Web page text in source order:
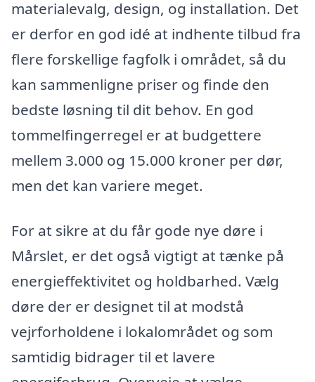
materialevalg, design, og installation. Det
er derfor en god idé at indhente tilbud fra
flere forskellige fagfolk i området, så du
kan sammenligne priser og finde den
bedste løsning til dit behov. En god
tommelfingerregel er at budgettere
mellem 3.000 og 15.000 kroner per dør,
men det kan variere meget.
For at sikre at du får gode nye døre i
Mårslet, er det også vigtigt at tænke på
energieffektivitet og holdbarhed. Vælg
døre der er designet til at modstå
vejrforholdene i lokalområdet og som
samtidig bidrager til et lavere